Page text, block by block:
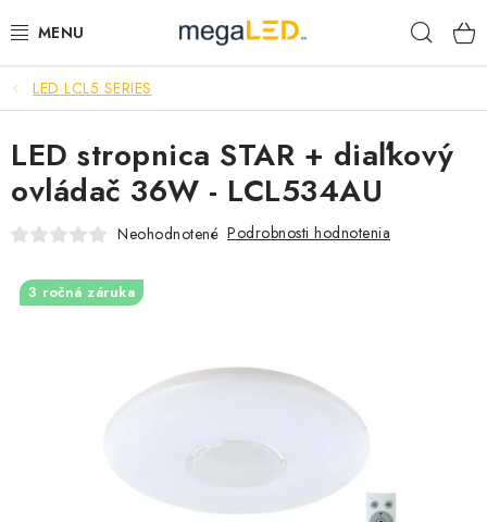
na
PRIEMYSEL
SVIETIDLÁ
ŽIAROVKY A TRUBICE
LED LCL5 SERIES
LED stropnica STAR + diaľkový
ovládač 36W - LCL534AU
Neohodnotené Podrobnosti hodnotenia
3 ročná záruka